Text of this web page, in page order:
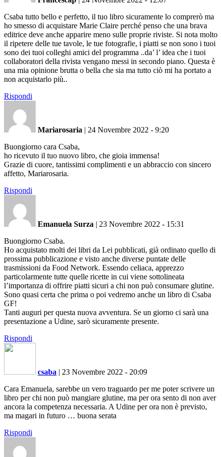
Csaba tutto bello e perfetto, il tuo libro sicuramente lo comprerò ma
ho smesso di acquistare Marie Claire perché penso che una brava
editrice deve anche apparire meno sulle proprie riviste. Si nota molto
il ripetere delle tue tavole, le tue fotografie, i piatti se non sono i tuoi
sono dei tuoi colleghi amici del programma ..da’ l’ idea che i tuoi
collaboratori della rivista vengano messi in secondo piano. Questa è
una mia opinione brutta o bella che sia ma tutto ciò mi ha portato a
non acquistarlo più..
Rispondi
Mariarosaria | 24 Novembre 2022 - 9:20
Buongiorno cara Csaba,
ho ricevuto il tuo nuovo libro, che gioia immensa!
Grazie di cuore, tantissimi complimenti e un abbraccio con sincero
affetto, Mariarosaria.
Rispondi
Emanuela Surza | 23 Novembre 2022 - 15:31
Buongiorno Csaba.
Ho acquistato molti dei libri da Lei pubblicati, già ordinato quello di
prossima pubblicazione e visto anche diverse puntate delle
trasmissioni da Food Network. Essendo celiaca, apprezzo
particolarmente tutte quelle ricette in cui viene sottolineata
l’importanza di offrire piatti sicuri a chi non può consumare glutine.
Sono quasi certa che prima o poi vedremo anche un libro di Csaba
GF!
Tanti auguri per questa nuova avventura. Se un giorno ci sarà una
presentazione a Udine, sarò sicuramente presente.
Rispondi
csaba | 23 Novembre 2022 - 20:09
Cara Emanuela, sarebbe un vero traguardo per me poter scrivere un
libro per chi non può mangiare glutine, ma per ora sento di non aver
ancora la competenza necessaria. A Udine per ora non è previsto,
ma magari in futuro … buona serata
Rispondi